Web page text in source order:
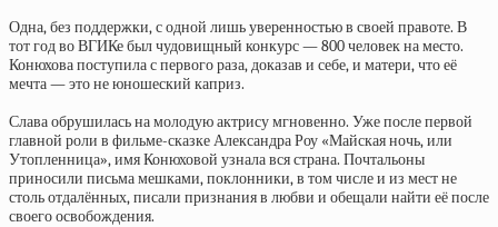
Одна, без поддержки, с одной лишь уверенностью в своей правоте. В
тот год во ВГИКе был чудовищный конкурс — 800 человек на место.
Конюхова поступила с первого раза, доказав и себе, и матери, что её
мечта — это не юношеский каприз.
Слава обрушилась на молодую актрису мгновенно. Уже после первой
главной роли в фильме-сказке Александра Роу «Майская ночь, или
Утопленница», имя Конюховой узнала вся страна. Почтальоны
приносили письма мешками, поклонники, в том числе и из мест не
столь отдалённых, писали признания в любви и обещали найти её после
своего освобождения.